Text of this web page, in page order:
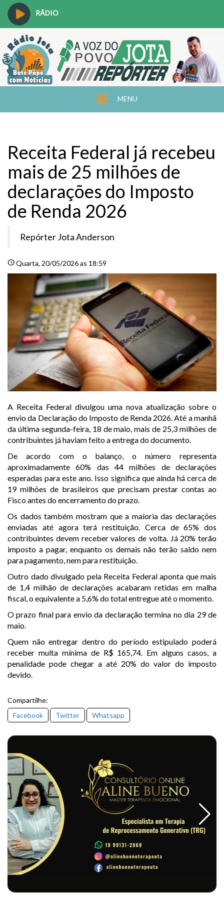
RÁDIO
MENU
Receita Federal já recebeu
mais de 25 milhões de
declarações do Imposto
de Renda 2026
Repórter Jota Anderson
scheduleQuarta, 20/05/2026 as 18:59
A Receita Federal divulgou uma nova atualização sobre o
envio da Declaração do Imposto de Renda 2026. Até a manhã
da última segunda-feira, 18 de maio, mais de 25,3 milhões de
contribuintes já haviam feito a entrega do documento.
De acordo com o balanço, o número representa
aproximadamente 60% das 44 milhões de declarações
esperadas para este ano. Isso significa que ainda há cerca de
19 milhões de brasileiros que precisam prestar contas ao
Fisco antes do encerramento do prazo.
Os dados também mostram que a maioria das declarações
enviadas até agora terá restituição. Cerca de 65% dos
contribuintes devem receber valores de volta. Já 20% terão
imposto a pagar, enquanto os demais não terão saldo nem
para pagamento, nem para restituição.
Outro dado divulgado pela Receita Federal aponta que mais
de 1,4 milhão de declarações acabaram retidas em malha
fiscal, o equivalente a 5,6% do total entregue até o momento.
O prazo final para envio da declaração termina no dia 29 de
maio.
Quem não entregar dentro do período estipulado poderá
receber multa mínima de R$ 165,74. Em alguns casos, a
penalidade pode chegar a até 20% do valor do imposto
devido.
Compartilhe:
Facebook
Twitter Whatsapp